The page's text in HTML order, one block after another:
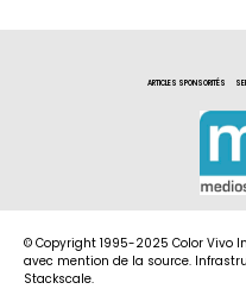
ARTICLES SPONSORITÉS
© Copyright 1995-2025 Color Vivo
avec mention de la source.
Stackscale.